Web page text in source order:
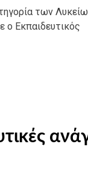
των
ο Εκπαιδευτικός